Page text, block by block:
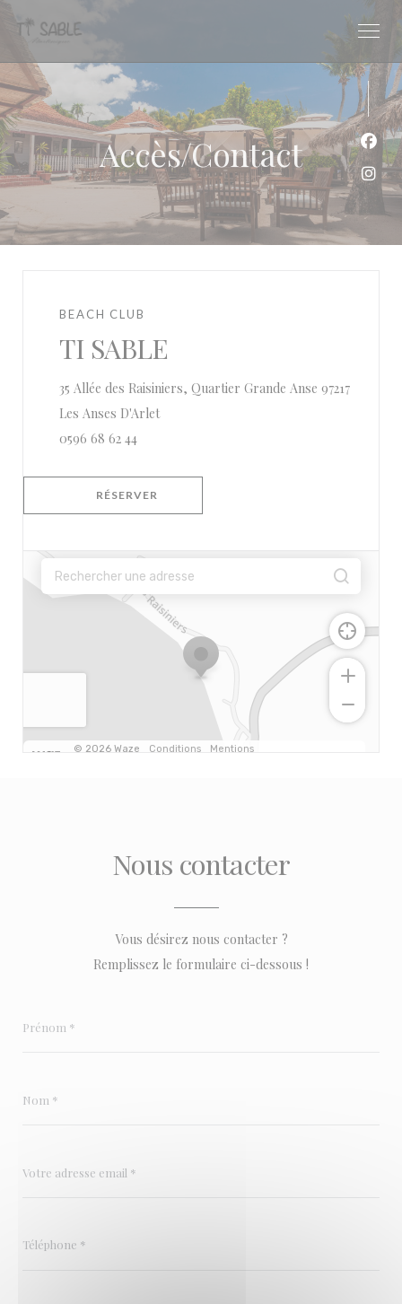
Accès/Contact
BEACH CLUB
TI SABLE
35 Allée des Raisiniers, Quartier Grande Anse 97217
Les Anses D'Arlet((ouvre une nouvelle fenêtre))
0596 68 62 44
RÉSERVER
Nous contacter
Vous désirez nous contacter ?
Remplissez le formulaire ci-dessous !